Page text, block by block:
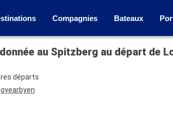
Compagnies Bateaux
au Spitzberg au départ de
départs